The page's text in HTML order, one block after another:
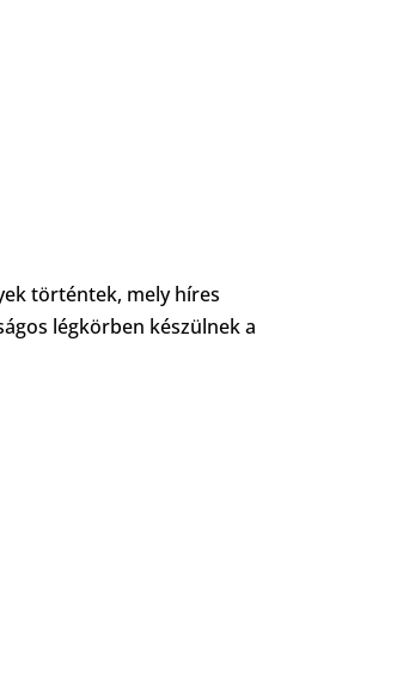
történtek, mely híres
légkörben készülnek a